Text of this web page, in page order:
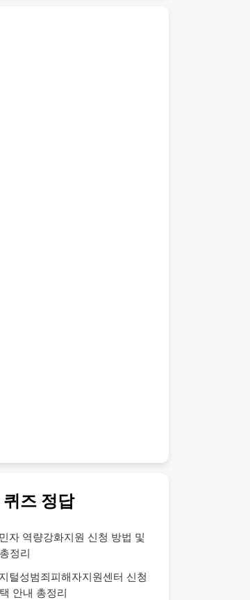
즈 정답
자 역량강화지원 신청 방법 및
정리
털성범죄피해자지원센터 신청
안내 총정리